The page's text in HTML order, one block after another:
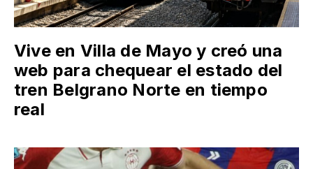
Vive en Villa de Mayo y creó una
web para chequear el estado del
tren Belgrano Norte en tiempo
real